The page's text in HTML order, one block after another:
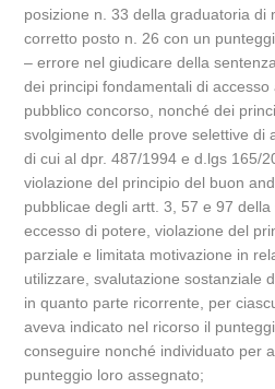
posizione n. 33 della graduatoria di
corretto posto n. 26 con un
– errore nel giudicare della
dei principi fondamentali di
pubblico concorso, nonché dei
svolgimento delle prove selettive di
di cui al dpr. 487/1994 e d.lgs 165/
violazione del principio del buon
pubblicae degli artt. 3, 57 e 97
eccesso di potere, violazione del
parziale e limitata motivazione in
utilizzare, svalutazione sostanziale
in quanto parte ricorrente, per
aveva indicato nel ricorso il
conseguire nonché individuato per
punteggio loro assegnato;